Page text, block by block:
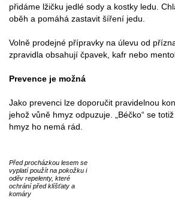
přidáme lžičku jedlé sody a kostky ledu.
oběh a pomáhá zastavit šíření jedu.
Volně prodejné přípravky na úlevu od
zpravidla obsahují čpavek, kafr nebo
Prevence je možná
Jako prevenci lze doporučit pravidelnou
jehož vůně hmyz odpuzuje. „Béčko“ se
hmyz ho nemá rád.
Před procházkou lesem se
vyplatí použít na pokožku i
oděv repelenty, které
ochrání před klíšťaty a
komáry